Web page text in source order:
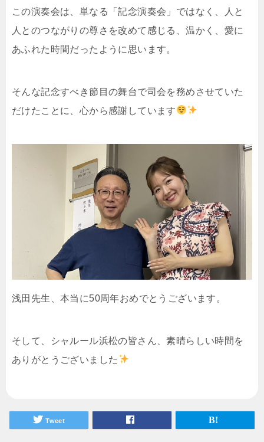
この演奏会は、単なる「記念演奏会」ではなく、人と
人とのつながりの尊さを改めて感じる、温かく、愛に
あふれた時間だったように思います。
そんな記念すべき節目の舞台で司会を務めさせていた
だけたことに、心から感謝しています
浅田先生、本当に50周年おめでとうございます。
そして、シャルール浜松の皆さん、素晴らしい時間を
ありがとうございました
Tweet